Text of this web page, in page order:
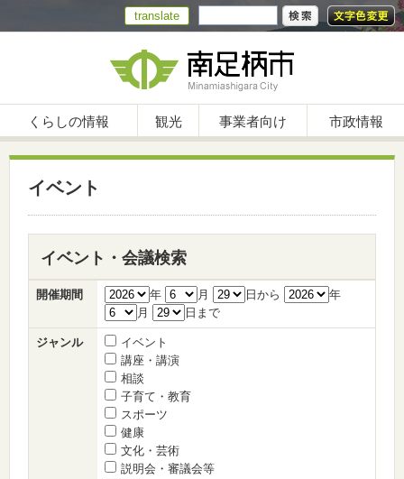
translate
くらしの情報 観光 事業者向け 市政情報
イベント
イベント・会議検索
開催期間 年 月 日から
年
月
日まで
ジャンル
イベント
講座・講演
相談
子育て・教育
スポーツ
健康
文化・芸術
説明会・審議会等